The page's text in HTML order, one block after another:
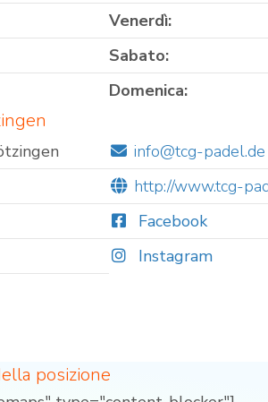
Venerdì:
Sabato:
Domenica:
info@tcg-padel.de
http://www.tcg-
Facebook
Instagram
posizione